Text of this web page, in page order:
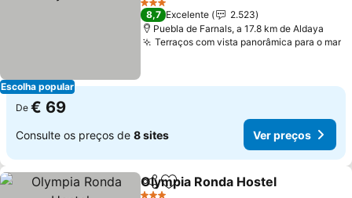
Escolha popular
Ver preços
3 Estrelas
8,7 Excelente
2.523
Puebla de Farnals, a 17.8 km de Aldaya
Terraços com vista panorâmica para o mar
De € 69
Consulte os preços de 8 sites Ver preços
PartilharAdicionar aos favoritos
Olympia Ronda Hostel